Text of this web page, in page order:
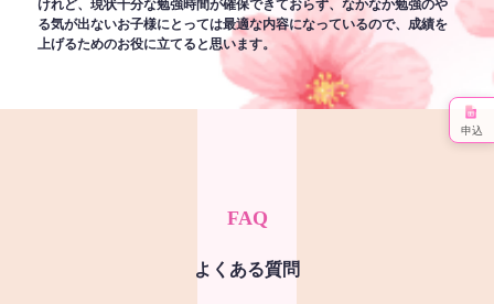
けれど、現状十分な勉強時間が確保できておらず、なかなか勉強のや
る気が出ないお子様にとっては最適な内容になっているので、成績を
上げるためのお役に立てると思います。
FAQ
よくある質問
申込